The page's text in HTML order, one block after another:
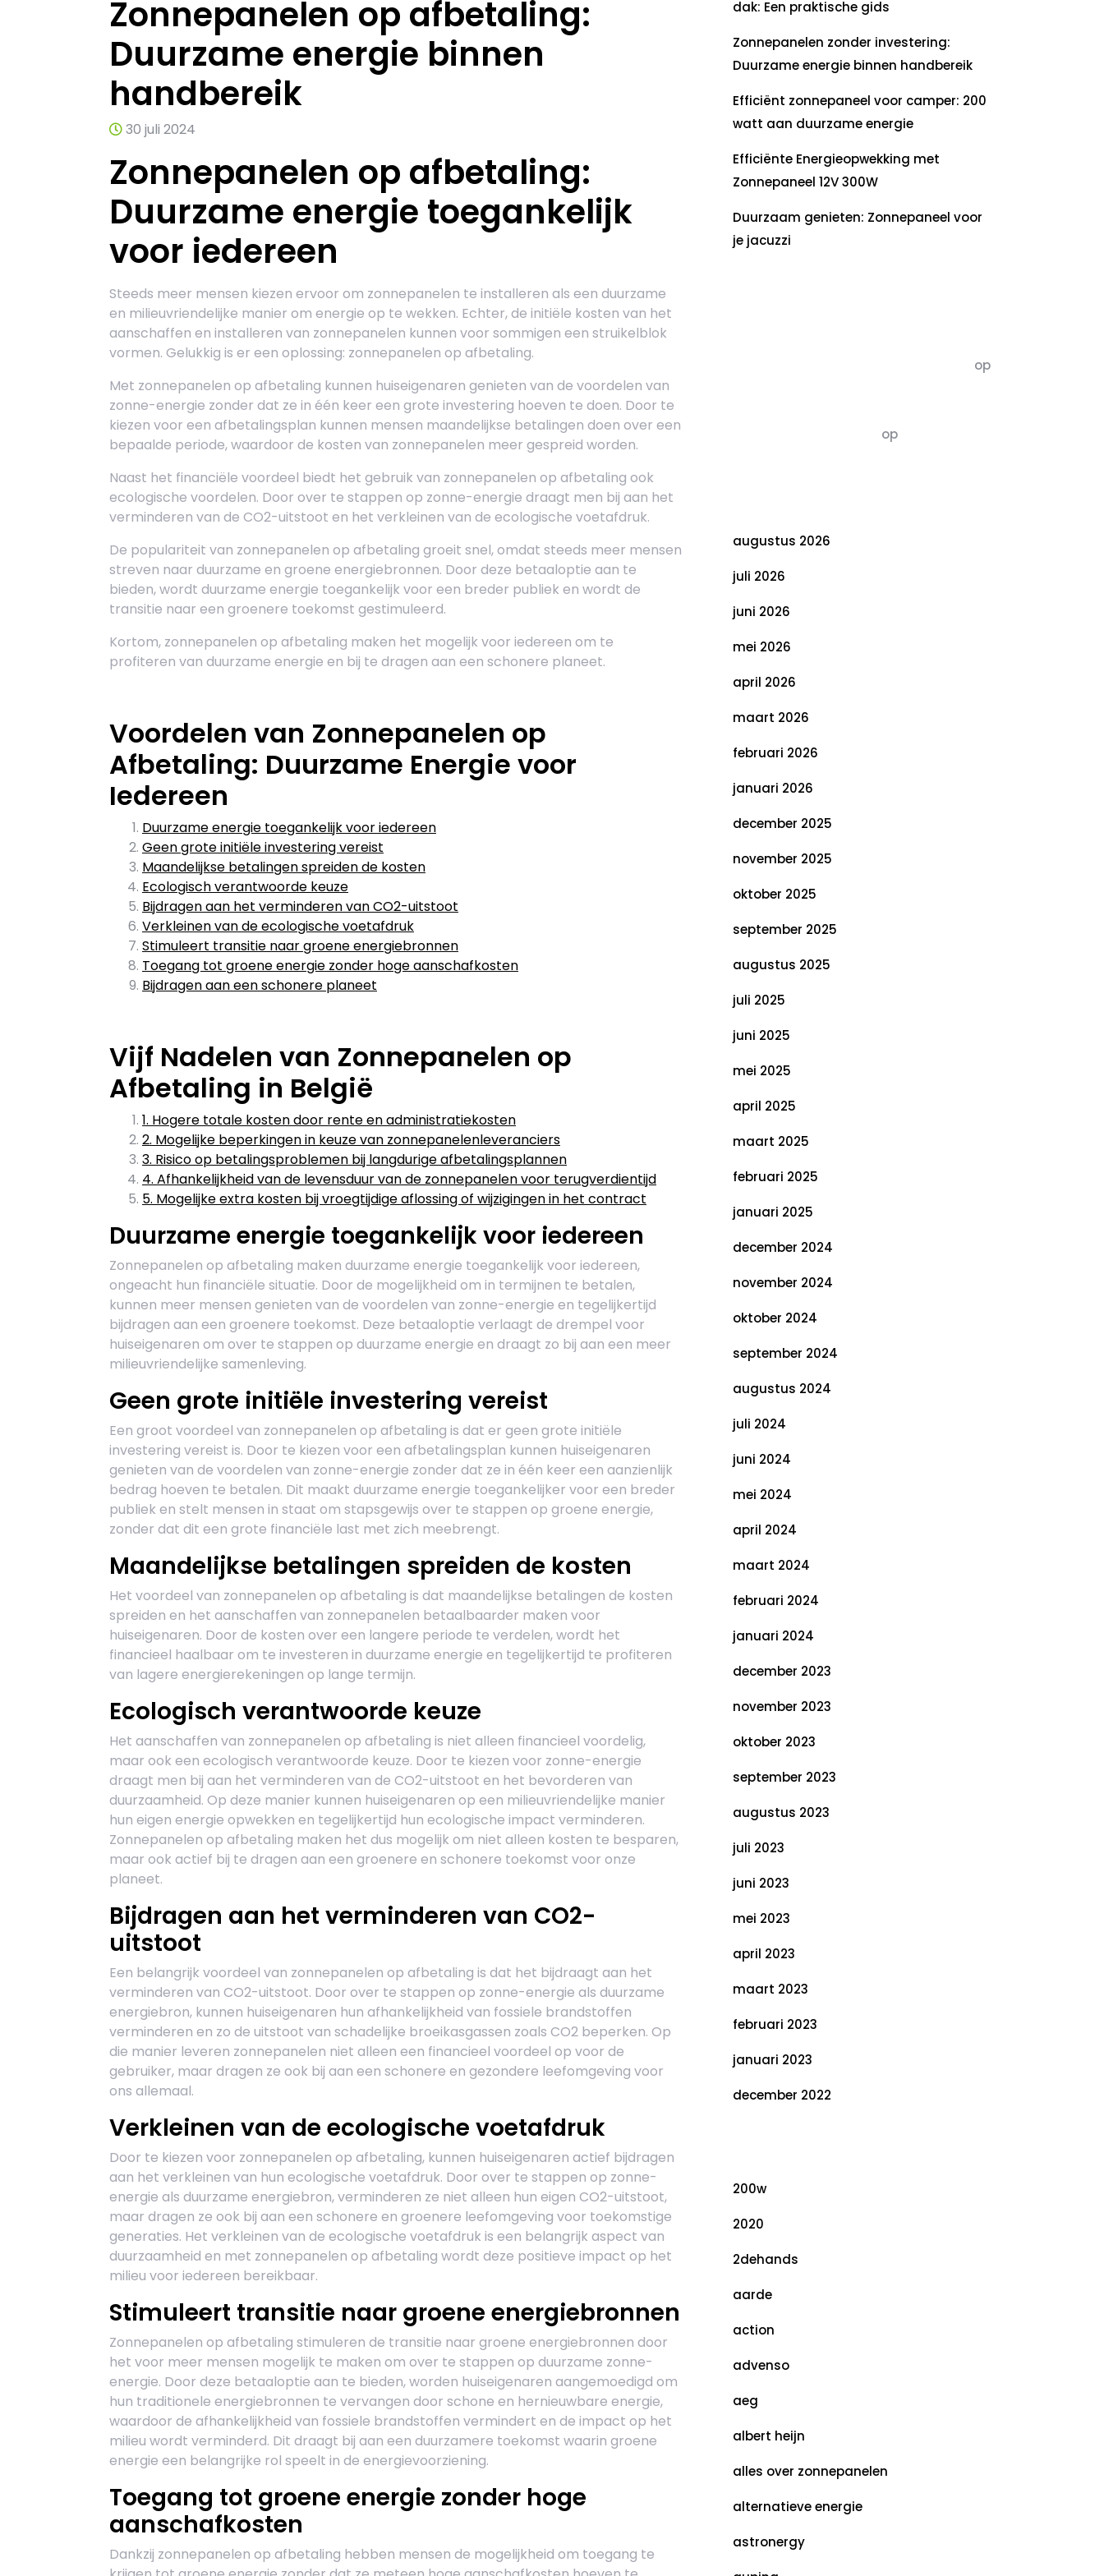
Zonnepanelen op afbetaling:
Duurzame energie binnen
handbereik
30 juli 2024
Zonnepanelen op afbetaling:
Duurzame energie toegankelijk
voor iedereen
Steeds meer mensen kiezen ervoor om zonnepanelen te installeren als een duurzame
en milieuvriendelijke manier om energie op te wekken. Echter, de initiële kosten van het
aanschaffen en installeren van zonnepanelen kunnen voor sommigen een struikelblok
vormen. Gelukkig is er een oplossing: zonnepanelen op afbetaling.
Met zonnepanelen op afbetaling kunnen huiseigenaren genieten van de voordelen van
zonne-energie zonder dat ze in één keer een grote investering hoeven te doen. Door te
kiezen voor een afbetalingsplan kunnen mensen maandelijkse betalingen doen over een
bepaalde periode, waardoor de kosten van zonnepanelen meer gespreid worden.
Naast het financiële voordeel biedt het gebruik van zonnepanelen op afbetaling ook
ecologische voordelen. Door over te stappen op zonne-energie draagt men bij aan het
verminderen van de CO2-uitstoot en het verkleinen van de ecologische voetafdruk.
De populariteit van zonnepanelen op afbetaling groeit snel, omdat steeds meer mensen
streven naar duurzame en groene energiebronnen. Door deze betaaloptie aan te
bieden, wordt duurzame energie toegankelijk voor een breder publiek en wordt de
transitie naar een groenere toekomst gestimuleerd.
Kortom, zonnepanelen op afbetaling maken het mogelijk voor iedereen om te
profiteren van duurzame energie en bij te dragen aan een schonere planeet.
Voordelen van Zonnepanelen op
Afbetaling: Duurzame Energie voor
Iedereen
Duurzame energie toegankelijk voor iedereen
Geen grote initiële investering vereist
Maandelijkse betalingen spreiden de kosten
Ecologisch verantwoorde keuze
Bijdragen aan het verminderen van CO2-uitstoot
Verkleinen van de ecologische voetafdruk
Stimuleert transitie naar groene energiebronnen
Toegang tot groene energie zonder hoge aanschafkosten
Bijdragen aan een schonere planeet
Vijf Nadelen van Zonnepanelen op
Afbetaling in België
1. Hogere totale kosten door rente en administratiekosten
2. Mogelijke beperkingen in keuze van zonnepanelenleveranciers
3. Risico op betalingsproblemen bij langdurige afbetalingsplannen
4. Afhankelijkheid van de levensduur van de zonnepanelen voor terugverdientijd
5. Mogelijke extra kosten bij vroegtijdige aflossing of wijzigingen in het contract
Duurzame energie toegankelijk voor iedereen
Zonnepanelen op afbetaling maken duurzame energie toegankelijk voor iedereen,
ongeacht hun financiële situatie. Door de mogelijkheid om in termijnen te betalen,
kunnen meer mensen genieten van de voordelen van zonne-energie en tegelijkertijd
bijdragen aan een groenere toekomst. Deze betaaloptie verlaagt de drempel voor
huiseigenaren om over te stappen op duurzame energie en draagt zo bij aan een meer
milieuvriendelijke samenleving.
Geen grote initiële investering vereist
Een groot voordeel van zonnepanelen op afbetaling is dat er geen grote initiële
investering vereist is. Door te kiezen voor een afbetalingsplan kunnen huiseigenaren
genieten van de voordelen van zonne-energie zonder dat ze in één keer een aanzienlijk
bedrag hoeven te betalen. Dit maakt duurzame energie toegankelijker voor een breder
publiek en stelt mensen in staat om stapsgewijs over te stappen op groene energie,
zonder dat dit een grote financiële last met zich meebrengt.
Maandelijkse betalingen spreiden de kosten
Het voordeel van zonnepanelen op afbetaling is dat maandelijkse betalingen de kosten
spreiden en het aanschaffen van zonnepanelen betaalbaarder maken voor
huiseigenaren. Door de kosten over een langere periode te verdelen, wordt het
financieel haalbaar om te investeren in duurzame energie en tegelijkertijd te profiteren
van lagere energierekeningen op lange termijn.
Ecologisch verantwoorde keuze
Het aanschaffen van zonnepanelen op afbetaling is niet alleen financieel voordelig,
maar ook een ecologisch verantwoorde keuze. Door te kiezen voor zonne-energie
draagt men bij aan het verminderen van de CO2-uitstoot en het bevorderen van
duurzaamheid. Op deze manier kunnen huiseigenaren op een milieuvriendelijke manier
hun eigen energie opwekken en tegelijkertijd hun ecologische impact verminderen.
Zonnepanelen op afbetaling maken het dus mogelijk om niet alleen kosten te besparen,
maar ook actief bij te dragen aan een groenere en schonere toekomst voor onze
planeet.
Bijdragen aan het verminderen van CO2-
uitstoot
Een belangrijk voordeel van zonnepanelen op afbetaling is dat het bijdraagt aan het
verminderen van CO2-uitstoot. Door over te stappen op zonne-energie als duurzame
energiebron, kunnen huiseigenaren hun afhankelijkheid van fossiele brandstoffen
verminderen en zo de uitstoot van schadelijke broeikasgassen zoals CO2 beperken. Op
die manier leveren zonnepanelen niet alleen een financieel voordeel op voor de
gebruiker, maar dragen ze ook bij aan een schonere en gezondere leefomgeving voor
ons allemaal.
Verkleinen van de ecologische voetafdruk
Door te kiezen voor zonnepanelen op afbetaling, kunnen huiseigenaren actief bijdragen
aan het verkleinen van hun ecologische voetafdruk. Door over te stappen op zonne-
energie als duurzame energiebron, verminderen ze niet alleen hun eigen CO2-uitstoot,
maar dragen ze ook bij aan een schonere en groenere leefomgeving voor toekomstige
generaties. Het verkleinen van de ecologische voetafdruk is een belangrijk aspect van
duurzaamheid en met zonnepanelen op afbetaling wordt deze positieve impact op het
milieu voor iedereen bereikbaar.
Stimuleert transitie naar groene energiebronnen
Zonnepanelen op afbetaling stimuleren de transitie naar groene energiebronnen door
het voor meer mensen mogelijk te maken om over te stappen op duurzame zonne-
energie. Door deze betaaloptie aan te bieden, worden huiseigenaren aangemoedigd om
hun traditionele energiebronnen te vervangen door schone en hernieuwbare energie,
waardoor de afhankelijkheid van fossiele brandstoffen vermindert en de impact op het
milieu wordt verminderd. Dit draagt bij aan een duurzamere toekomst waarin groene
energie een belangrijke rol speelt in de energievoorziening.
Toegang tot groene energie zonder hoge
aanschafkosten
Dankzij zonnepanelen op afbetaling hebben mensen de mogelijkheid om toegang te
dak: Een praktische gids
Zonnepanelen zonder investering:
Duurzame energie binnen handbereik
Efficiënt zonnepaneel voor camper: 200
watt aan duurzame energie
Efficiënte Energieopwekking met
Zonnepaneel 12V 300W
Duurzaam genieten: Zonnepaneel voor
je jacuzzi
op
op
augustus 2026
juli 2026
juni 2026
mei 2026
april 2026
maart 2026
februari 2026
januari 2026
december 2025
november 2025
oktober 2025
september 2025
augustus 2025
juli 2025
juni 2025
mei 2025
april 2025
maart 2025
februari 2025
januari 2025
december 2024
november 2024
oktober 2024
september 2024
augustus 2024
juli 2024
juni 2024
mei 2024
april 2024
maart 2024
februari 2024
januari 2024
december 2023
november 2023
oktober 2023
september 2023
augustus 2023
juli 2023
juni 2023
mei 2023
april 2023
maart 2023
februari 2023
januari 2023
december 2022
200w
2020
2dehands
aarde
action
advenso
aeg
albert heijn
alles over zonnepanelen
alternatieve energie
astronergy